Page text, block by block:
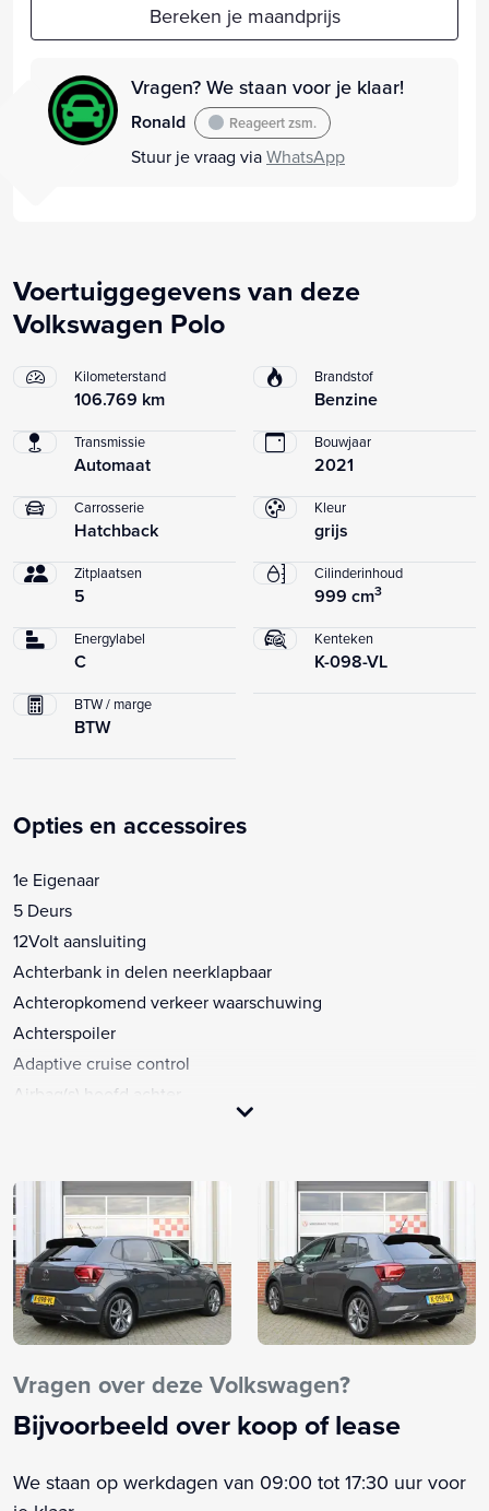
Bereken je maandprijs
Vragen? We staan voor je klaar!
Ronald Reageert zsm.
Stuur je vraag viaWhatsApp
Voertuiggegevens van deze
Volkswagen Polo
Kilometerstand
106.769 km
Brandstof
Benzine
Transmissie
Automaat
Bouwjaar
2021
Carrosserie
Hatchback
Kleur
grijs
Zitplaatsen
5
Cilinderinhoud
999 cm3
Energylabel
C
Kenteken
K-098-VL
BTW / marge
BTW
Opties en accessoires
1e Eigenaar
5 Deurs
12Volt aansluiting
Achterbank in delen neerklapbaar
Achteropkomend verkeer waarschuwing
Achterspoiler
Adaptive cruise control
Airbag(s) hoofd achter
Airbag bestuurder
Airbag passagier
Airco
Alarm klasse 1(startblokkering)
Alarmsysteem
Android Auto
Anti doorSlip Regeling
Apple CarPlay
Audio installatie
Vragen over deze Volkswagen?
Bijvoorbeeld over koop of lease
We staan op werkdagen van 09:00 tot 17:30 uur voor